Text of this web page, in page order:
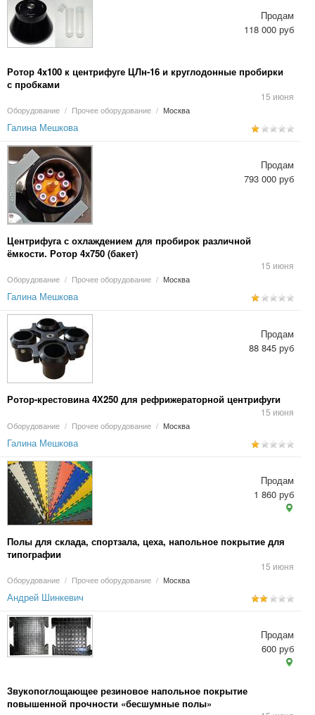
Ротор 4x100 к центрифуге ЦЛн-16 и круглодонные пробирки
с пробками
15 июня
Оборудование / Прочее оборудование / Москва
Продам
118 000 руб
Галина Мешкова
Центрифуга с охлаждением для пробирок различной
ёмкости. Ротор 4х750 (бакет)
15 июня
Оборудование / Прочее оборудование / Москва
Продам
793 000 руб
Галина Мешкова
Ротор-крестовина 4Х250 для рефрижераторной центрифуги
15 июня
Оборудование / Прочее оборудование / Москва
Продам
88 845 руб
Галина Мешкова
Полы для склада, спортзала, цеха, напольное покрытие для
типографии
15 июня
Оборудование / Прочее оборудование / Москва
Продам
1 860 руб
Андрей Шинкевич
Звукопоглощающее резиновое напольное покрытие
повышенной прочности «бесшумные полы»
Продам
600 руб